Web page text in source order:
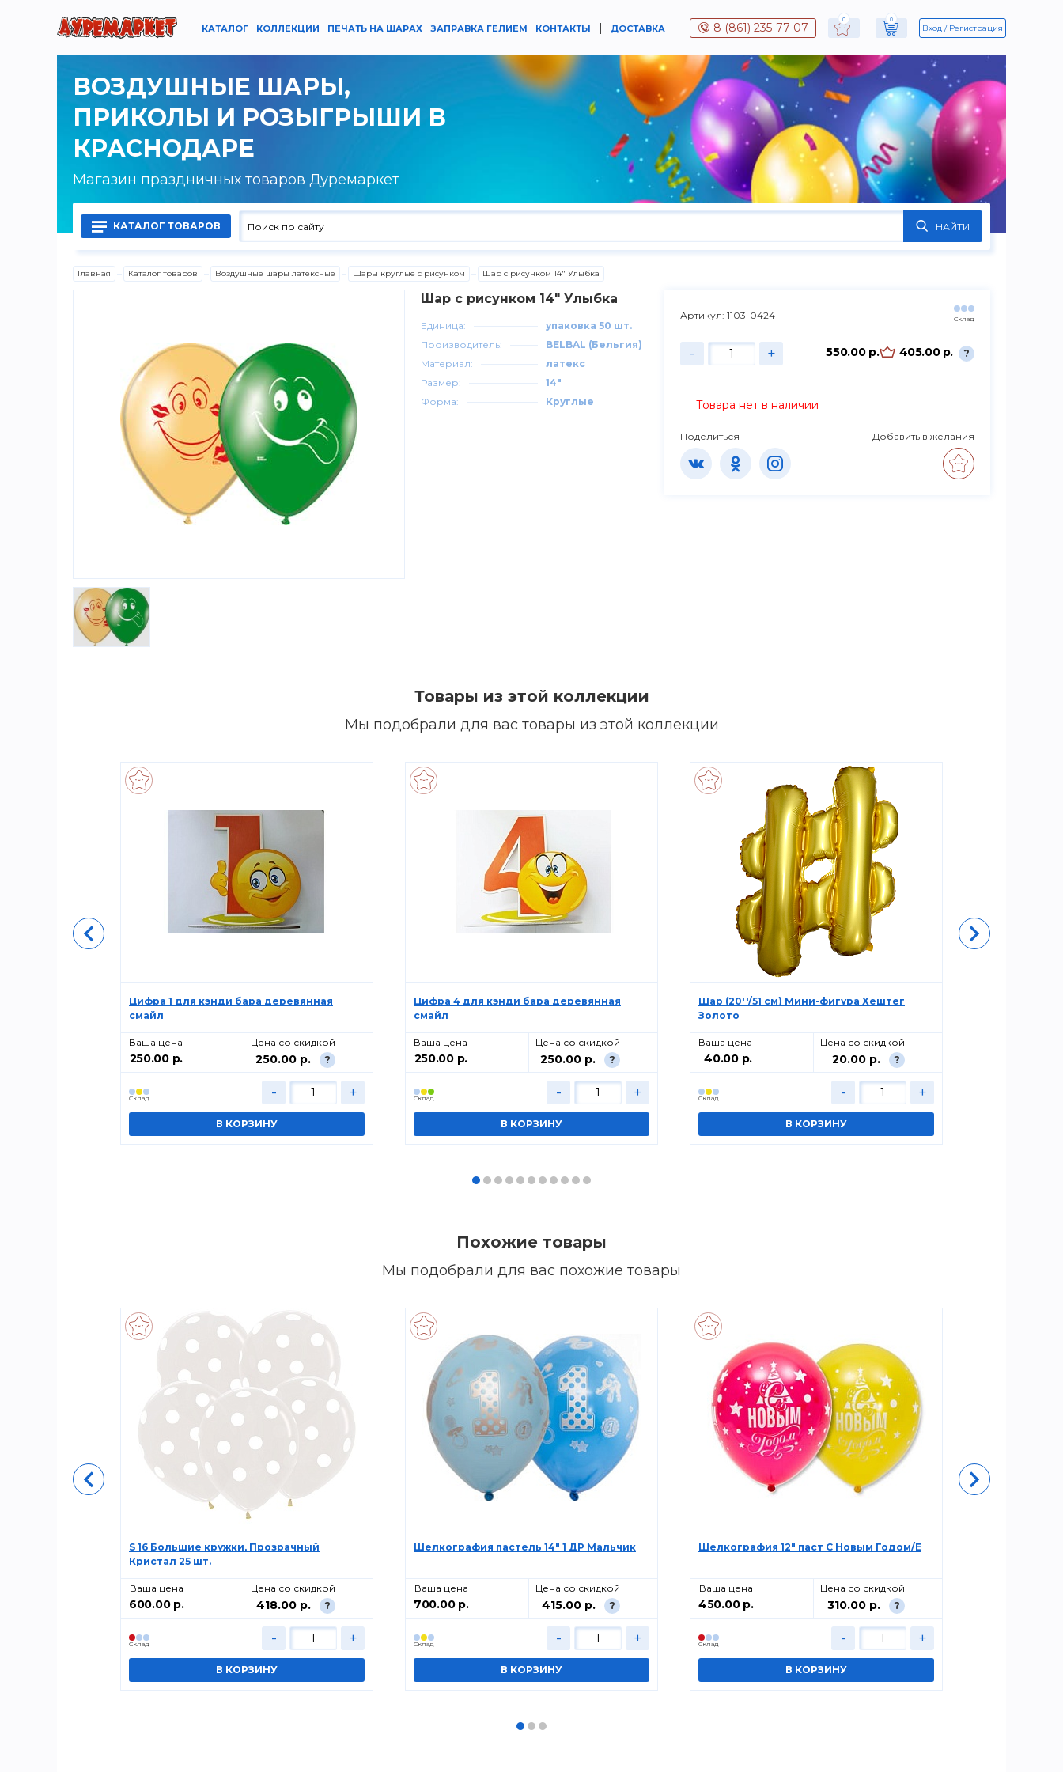
КАТАЛОГ КОЛЛЕКЦИИ ПЕЧАТЬ НА ШАРАХ ЗАПРАВКА ГЕЛИЕМ КОНТАКТЫ | ДОСТАВКА 8 (861) 235-77-07
0 0
Вход Регистрация
ВОЗДУШНЫЕ ШАРЫ,
ПРИКОЛЫ И РОЗЫГРЫШИ В
КРАСНОДАРЕ
Магазин праздничных товаров Дуремаркет
КАТАЛОГ ТОВАРОВ
Воздушные шары латексные
Гелий, оборудование и аксессуары
Игры и игрушки
Карнавально-праздничная продукция
Наградная атрибутика
Подарочная упаковка, конверты для
Приколы и розыгрыши
Шары с гелием
НАЙТИ
Главная Каталог товаров Воздушные шары латексные Шары круглые с рисунком Шар с рисунком 14" Улыбка
Артикул: 1103-0424 Склад
- + 550.00 р. 405.00 р. ?
Товара нет в наличии
Поделиться Добавить в желания
Шар с рисунком 14" Улыбка
Единица:
упаковка 50 шт.
Производитель:
BELBAL (Бельгия)
Материал:
латекс
Размер:
14"
Форма:
Круглые
Товары из этой коллекции
Мы подобрали для вас товары из этой коллекции
Цифра 1 для кэнди бара деревянная
смайл
Ваша цена
250.00 р.
Цена со скидкой
250.00 р. ?
Cклад - +
Цифра 4 для кэнди бара деревянная
смайл
Ваша цена
250.00 р.
Цена со скидкой
250.00 р. ?
Cклад - +
Шар (20''/51 см) Мини-фигура Хештег
Золото
Ваша цена
40.00 р.
Цена со скидкой
20.00 р. ?
Cклад - +
Похожие товары
Мы подобрали для вас похожие товары
S 16 Большие кружки, Прозрачный
Кристал 25 шт.
Ваша цена
600.00 р.
Цена со скидкой
418.00 р. ?
Cклад - +
Шелкография пастель 14" 1 ДР Мальчик
Ваша цена
700.00 р.
Цена со скидкой
415.00 р. ?
Cклад - +
Шелкография 12" паст С Новым Годом/Е
Ваша цена
450.00 р.
Цена со скидкой
310.00 р. ?
Cклад - +